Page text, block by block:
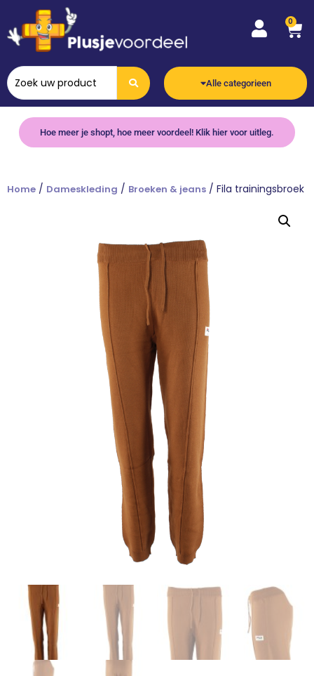
0
Alle categorieen
Hoe meer je shopt, hoe meer voordeel! Klik hier voor uitleg.
Home / Dameskleding / Broeken & jeans / Fila trainingsbroek